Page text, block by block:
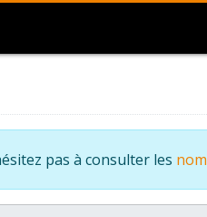
pas à consulter les